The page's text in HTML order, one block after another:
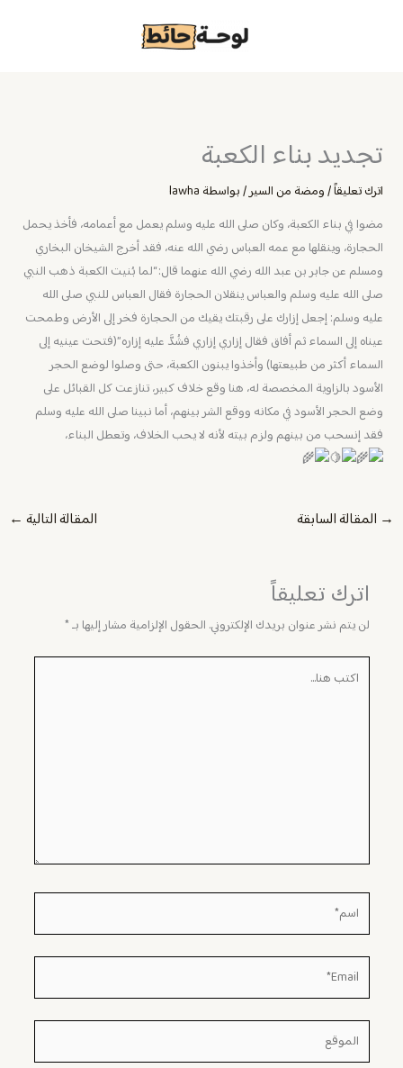
تجديد بناء الكعبة
اترك تعليقاً/ومضة من السير/ بواسطة lawha
مضوا في بناء الكعبة، وكان صلى الله عليه وسلم يعمل مع أعمامه، فأخذ يحمل
الحجارة، وينقلها مع عمه العباس رضي الله عنه، فقد أخرج الشيخان البخاري
ومسلم عن جابر بن عبد الله رضي الله عنهما قال: “لما بُنيت الكعبة ذهب النبي
صلى الله عليه وسلم والعباس ينقلان الحجارة فقال العباس للنبي صلى الله
عليه وسلم: إجعل إزارك على رقبتك يقيك من الحجارة فخر إلى الأرض وطمحت
عيناه إلى السماء ثم أفاق فقال إزاري إزاري فشُدَّ عليه إزاره”(فتحت عينيه إلى
السماء أكثر من طبيعتها) وأخذوا يبنون الكعبة، حتى وصلوا لوضع الحجر
الأسود بالزاوية المخصصة له، هنا وقع خلاف كبير، تنازعت كل القبائل على
وضع الحجر الأسود في مكانه ووقع الشر بينهم، أما نبينا صلى الله عليه وسلم
فقد إنسحب من بينهم ولزم بيته لأنه لا يحب الخلاف، وتعطل البناء،
→ المقالة السابقة المقالة التالية ←
اترك تعليقاً
لن يتم نشر عنوان بريدك الإلكتروني. الحقول الإلزامية مشار إليها بـ*
اسم*
Email*
الموقع